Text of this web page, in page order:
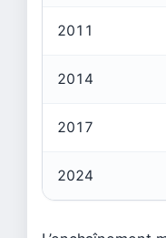
2011
2014
2017
2024